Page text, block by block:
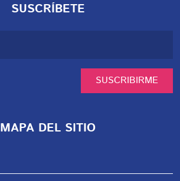
SUSCRÍBETE
SUSCRIBIRME
MAPA DEL SITIO